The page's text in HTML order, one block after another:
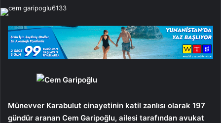
göndermek
Münevver Karabulut cinayetinin katil zanlısı olarak 197
gündür aranan Cem Garipoğlu, ailesi tarafından avukat